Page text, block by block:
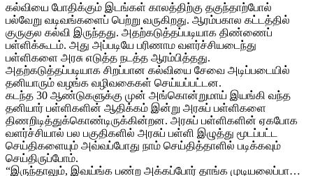
கல்வியை போதிக்கும் இடங்கள் காலத்திற்கு தகுந்தாற்போல்
பல்வேறு வடிவங்களைப் பெற்று வருகிறது. ஆரம்பகால கட்டத்தில்
குருகுல கல்வி இருந்தது. அதற்கடுத்தப்படியாக திண்ணைப்
பள்ளிக்கூடம். அது அப்படியே பரிணாம வளர்ச்சியடைந்து
பள்ளிகளை அரசு எடுத்த நடத்த ஆரம்பித்தது.
அதற்கடுத்தப்படியாக சிறப்பான கல்வியை சேவை அடிப்படையில்
தனியாரும் வழங்க வழிவகைகள் செய்யப்பட்டன.
கடந்த 30 ஆண்டுகளுக்கு முன் அங்கொன்றுமாய் இயங்கி வந்த
தனியார் பள்ளிகளின் ஆதிக்கம் இன்று அரசுப் பள்ளிகளை
திணறிடித்துக்கொண்டிருக்கின்றன. அரசுப் பள்ளிகளின் ஏகபோக
வளர்ச்சியால் பல பகுதிகளில் அரசுப் பள்ளி இழுத்து மூடப்பட்ட
செய்திகளையும் அவ்வப்போது நாம் செய்தித்தாளில் படிக்கவும்
செய்திருப்போம்.
“இருந்தாலும், இவய்ங்க பண்ற அக்கப்போர் தாங்க முடியலைப்பா…